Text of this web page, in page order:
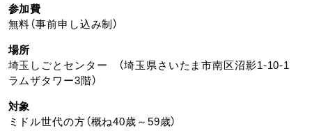
参加費
無料（事前申し込み制）
場所
埼玉しごとセンター （埼玉県さいたま市南区沼影1-10-1
ラムザタワー3階）
対象
ミドル世代の方（概ね40歳～59歳）